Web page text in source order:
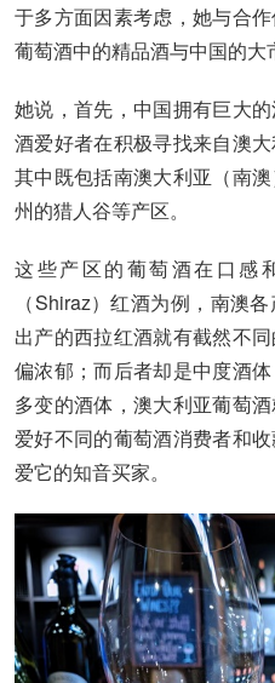
于多方面因素考虑，她与合
葡萄酒中的精品酒与中国的大
她说，首先，中国拥有巨大
酒爱好者在积极寻找来自澳
其中既包括南澳大利亚（南
州的猎人谷等产区。
这些产区的葡萄酒在口感
（Shiraz）红酒为例，南澳
出产的西拉红酒就有截然不
偏浓郁；而后者却是中度酒
多变的酒体，澳大利亚葡萄
爱好不同的葡萄酒消费者和
爱它的知音买家。